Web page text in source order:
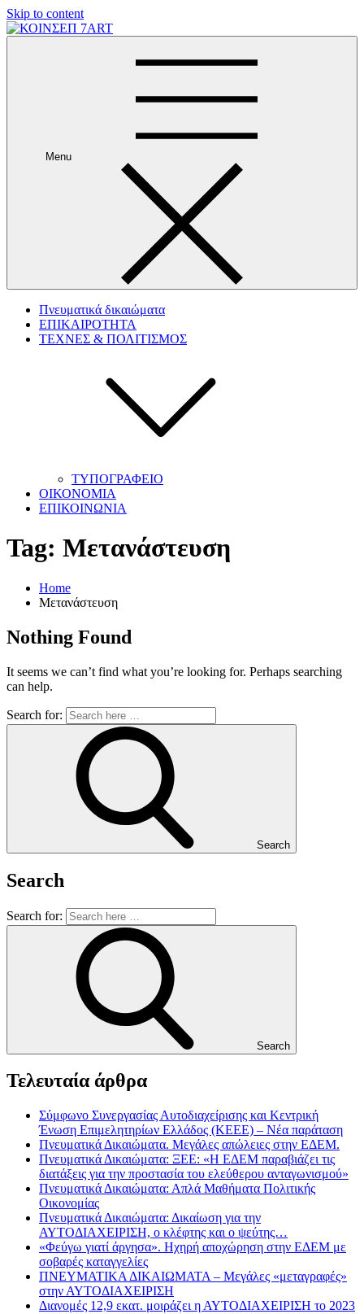
Skip to content
Menu
Πνευματικά δικαιώματα
ΕΠΙΚΑΙΡΟΤΗΤΑ
ΤΕΧΝΕΣ & ΠΟΛΙΤΙΣΜΟΣ
ΤΥΠΟΓΡΑΦΕΙΟ
ΟΙΚΟΝΟΜΙΑ
ΕΠΙΚΟΙΝΩΝΙΑ
Tag: Μετανάστευση
Home
Μετανάστευση
Nothing Found
It seems we can’t find what you’re looking for. Perhaps searching
can help.
Search for:
Search
Search
Search for:
Search
Τελευταία άρθρα
Σύμφωνο Συνεργασίας Αυτοδιαχείρισης και Κεντρική
Ένωση Επιμελητηρίων Ελλάδος (ΚΕΕΕ) – Νέα παράταση
Πνευματικά Δικαιώματα. Μεγάλες απώλειες στην ΕΔΕΜ.
Πνευματικά Δικαιώματα: ΞΕΕ: «Η ΕΔΕΜ παραβιάζει τις
διατάξεις για την προστασία του ελεύθερου ανταγωνισμού»
Πνευματικά Δικαιώματα: Απλά Μαθήματα Πολιτικής
Οικονομίας
Πνευματικά Δικαιώματα: Δικαίωση για την
ΑΥΤΟΔΙΑΧΕΙΡΙΣΗ, ο κλέφτης και ο ψεύτης…
«Φεύγω γιατί άργησα». Ηχηρή αποχώρηση στην ΕΔΕΜ με
σοβαρές καταγγελίες
ΠΝΕΥΜΑΤΙΚΑ ΔΙΚΑΙΩΜΑΤΑ – Μεγάλες «μεταγραφές»
στην ΑΥΤΟΔΙΑΧΕΙΡΙΣΗ
Διανομές 12,9 εκατ. μοιράζει η ΑΥΤΟΔΙΑΧΕΙΡΙΣΗ το 2023